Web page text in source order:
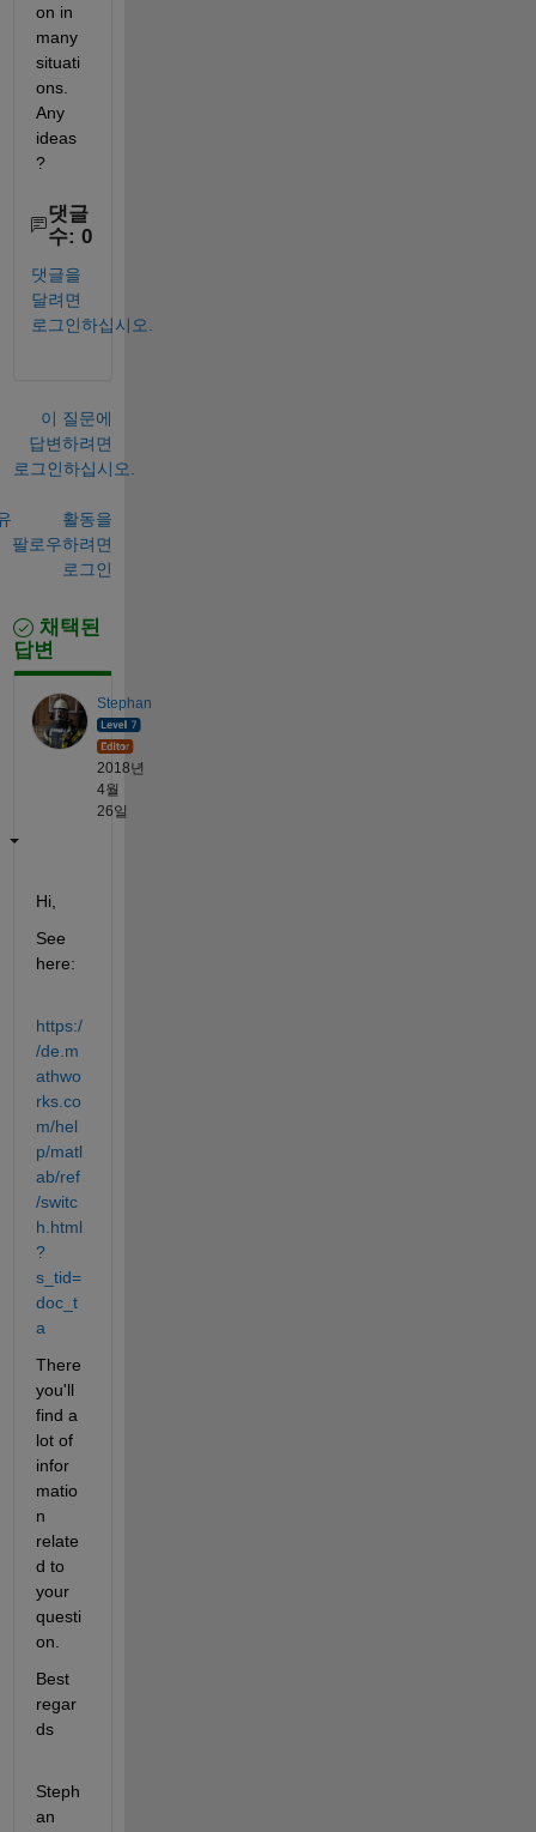
on in
many
situati
ons.
Any
ideas
?
댓글
수: 0
댓글을
달려면
로그인하십시오.
이 질문에
답변하려면
로그인하십시오.
활동을
팔로우하려면
로그인
채택된
답변
Stephan
2018년
4월
26일
Hi,
See
here:
https:/
/de.m
athwo
rks.co
m/hel
p/matl
ab/ref
/switc
h.html
?
s_tid=
doc_t
a
There
you'll
find a
lot of
infor
matio
n
relate
d to
your
questi
on.
Best
regar
ds
Steph
an